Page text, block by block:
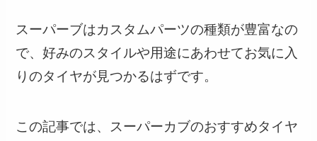
スーパーブはカスタムパーツの種類が豊富なの
で、好みのスタイルや用途にあわせてお気に入
りのタイヤが見つかるはずです。
この記事では、スーパーカブのおすすめタイヤ